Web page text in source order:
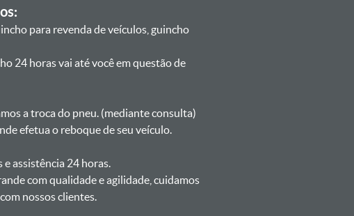
para revenda de veículos, guincho
24 horas vai até você em questão de
a troca do pneu. (mediante consulta)
efetua o reboque de seu veículo.
assistência 24 horas.
com qualidade e agilidade, cuidamos
nossos clientes.